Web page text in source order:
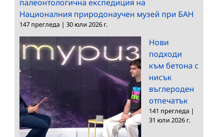
палеонтологична експедиция на
Националния природонаучен музей при БАН
147 прегледа | 30 юли 2026 г.
Нови
подходи
към бетона с
нисък
въглероден
отпечатък
141 прегледа |
31 юли 2026 г.